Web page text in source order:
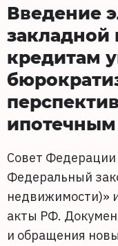
Введение
закладной
кредитам
Совет
Федеральный
недвижимости)»
акты РФ.
и обращения